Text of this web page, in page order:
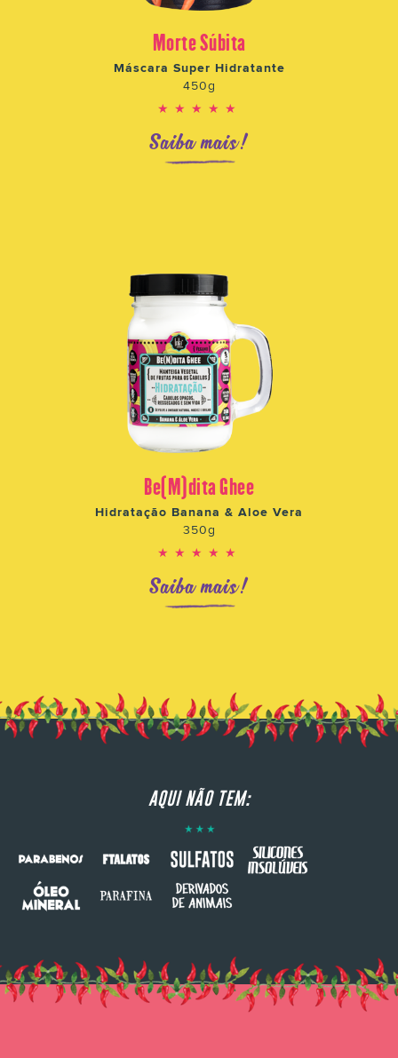
Morte Súbita
Máscara Super Hidratante
450g
★★★★★
Saiba mais!
Be(M)dita Ghee
Hidratação Banana & Aloe Vera
350g
★★★★★
Saiba mais!
AQUI NÃO TEM: